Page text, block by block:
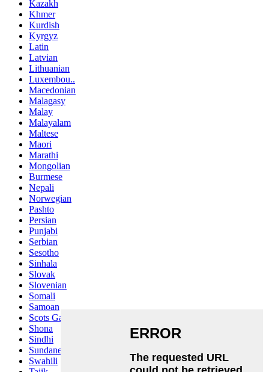
Kazakh
Khmer
Kurdish
Kyrgyz
Latin
Latvian
Lithuanian
Luxembou..
Macedonian
Malagasy
Malay
Malayalam
Maltese
Maori
Marathi
Mongolian
Burmese
Nepali
Norwegian
Pashto
Persian
Punjabi
Serbian
Sesotho
Sinhala
Slovak
Slovenian
Somali
Samoan
Scots Gaelic
Shona
Sindhi
Sundanese
Swahili